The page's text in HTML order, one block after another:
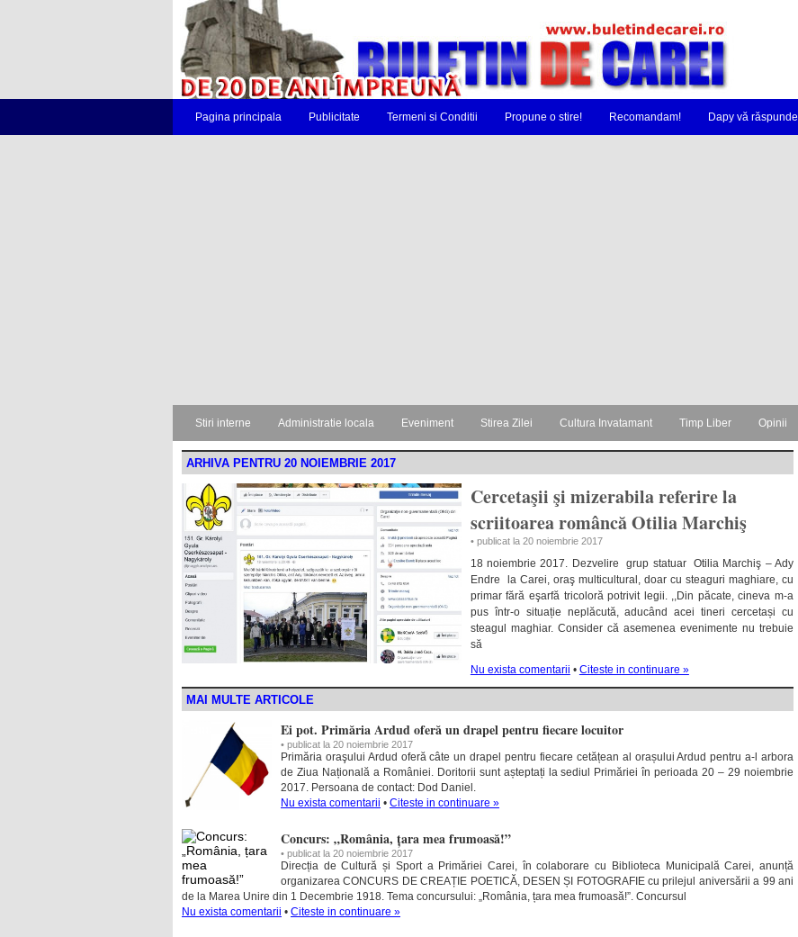
Pagina principala Publicitate Termeni si Conditii Propune o stire! Recomandam! Dapy vă răspunde
Stiri interne Administratie locala Eveniment Stirea Zilei Cultura Invatamant Timp Liber Opinii
ARHIVA PENTRU 20 NOIEMBRIE 2017
Cercetaşii şi mizerabila referire la
scriitoarea româncă Otilia Marchiş
• publicat la 20 noiembrie 2017
18 noiembrie 2017. Dezvelire grup statuar Otilia Marchiş – Ady
Endre la Carei, oraş multicultural, doar cu steaguri maghiare, cu
primar fără eşarfă tricoloră potrivit legii. ,,Din păcate, cineva m-a
pus într-o situație neplăcută, aducând acei tineri cercetași cu
steagul maghiar. Consider că asemenea evenimente nu trebuie
să
Nu exista comentarii • Citeste in continuare »
MAI MULTE ARTICOLE
Ei pot. Primăria Ardud oferă un drapel pentru fiecare locuitor
• publicat la 20 noiembrie 2017
Primăria oraşului Ardud oferă câte un drapel pentru fiecare cetățean al orașului Ardud pentru a-l arbora
de Ziua Națională a României. Doritorii sunt așteptați la sediul Primăriei în perioada 20 – 29 noiembrie
2017. Persoana de contact: Dod Daniel.
Nu exista comentarii • Citeste in continuare »
Concurs: „România, țara mea frumoasă!”
• publicat la 20 noiembrie 2017
Direcția de Cultură și Sport a Primăriei Carei, în colaborare cu Biblioteca Municipală Carei, anunță
organizarea CONCURS DE CREAȚIE POETICĂ, DESEN ȘI FOTOGRAFIE cu prilejul aniversării a 99 ani
de la Marea Unire din 1 Decembrie 1918. Tema concursului: „România, țara mea frumoasă!”. Concursul
Nu exista comentarii • Citeste in continuare »